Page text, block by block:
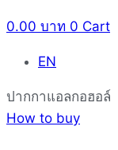
0.00 บาท 0 Cart
EN
ปากกาแอลกอฮอล์
How to buy